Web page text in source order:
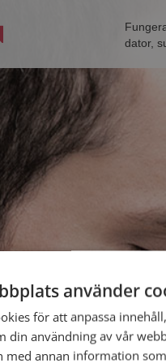
dator,
Älvkarleby
använder
för att anpassa
din användning av vår
med annan information